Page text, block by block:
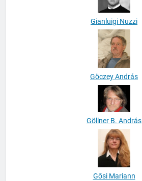
Gianluigi Nuzzi
Göczey András
Göllner B. András
Gősi Mariann